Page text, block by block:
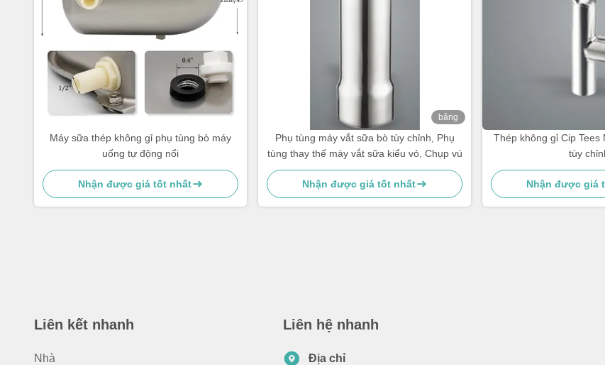
Máy sữa thép không gỉ phụ tùng bò máy
uống tự động nổi
Nhận được giá tốt nhất
băng
Phụ tùng máy vắt sữa bò tùy chỉnh, Phụ
tùng thay thế máy vắt sữa kiểu vỏ, Chụp vú
Nhận được giá tốt nhất
Thép không gỉ Cip Tees
tùy
Nhận được giá
Liên kết nhanh
Nhà
Liên hệ nhanh
Địa chỉ